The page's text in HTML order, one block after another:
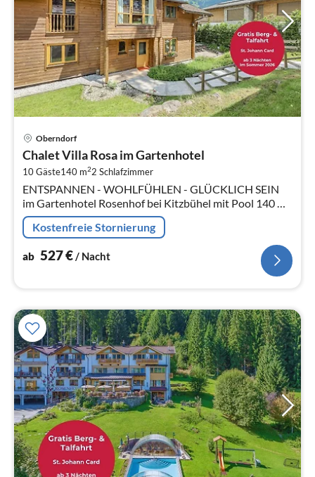
Oberndorf
Chalet Villa Rosa im Gartenhotel
10 Gäste140 m22 Schlafzimmer
ENTSPANNEN - WOHLFÜHLEN - GLÜCKLICH SEIN
im Gartenhotel Rosenhof bei Kitzbühel mit Pool 140 m²
grosses, traumhaftes Holzhaus mit Flair auf 2 Etagen, im
5000 m² Hotelgarten, ideal...
Kostenfreie Stornierung
ab 527€/ Nacht